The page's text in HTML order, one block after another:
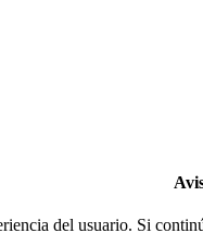
del usuario. Si